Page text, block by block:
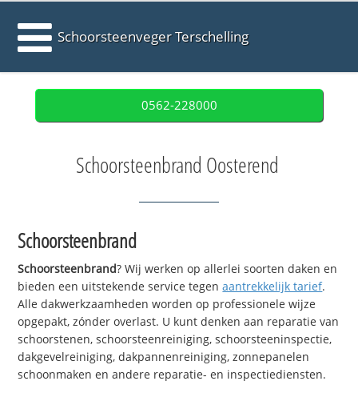
Schoorsteenveger Terschelling
0562-228000
Schoorsteenbrand Oosterend
Schoorsteenbrand
Schoorsteenbrand? Wij werken op allerlei soorten daken en
bieden een uitstekende service tegenaantrekkelijk tarief.
Alle dakwerkzaamheden worden op professionele wijze
opgepakt, zónder overlast. U kunt denken aan reparatie van
schoorstenen, schoorsteenreiniging, schoorsteeninspectie,
dakgevelreiniging, dakpannenreiniging, zonnepanelen
schoonmaken en andere reparatie- en inspectiediensten.